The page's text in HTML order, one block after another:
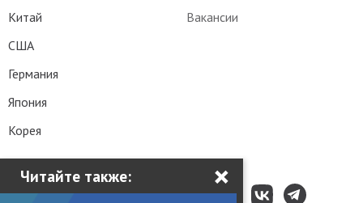
Читайте также: ×
Вакансии
Китай
США
Германия
Япония
Корея